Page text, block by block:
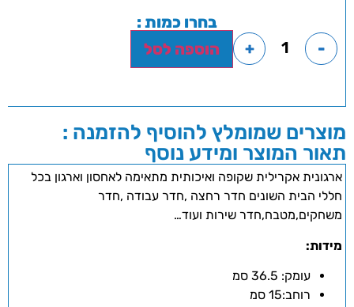
בחרו כמות :
-
+ הוספה לסל
מוצרים שמומלץ להוסיף להזמנה :
תאור המוצר ומידע נוסף
ארגונית אקרילית שקופה ואיכותית מתאימה לאחסון וארגון בכל
חללי הבית השונים חדר רחצה ,חדר עבודה ,חדר
משחקים,מטבח,חדר שירות ועוד…
מידות:
עומק: 36.5 סמ
רוחב:15 סמ